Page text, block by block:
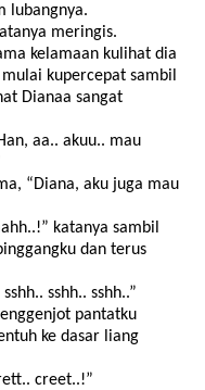
lubangnya.
meringis.
kelamaan kulihat dia
kupercepat sambil
Dianaa sangat
aa.. akuu.. mau
“Diana, aku juga mau
katanya sambil
dan terus
sshh.. sshh..”
pantatku
ke dasar liang
creet..!”